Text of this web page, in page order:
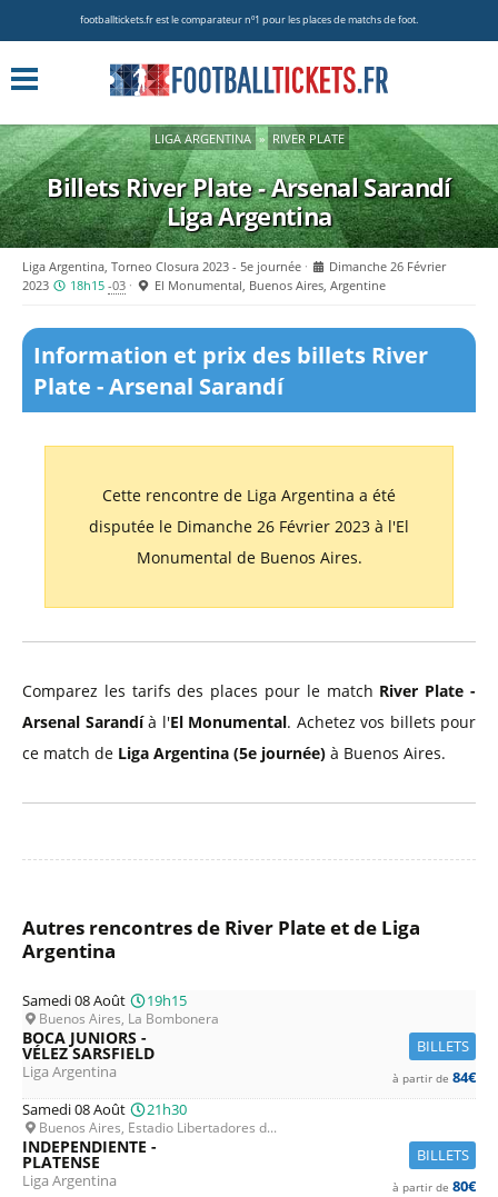
footballtickets.fr est le comparateur nº1 pour les places de matchs de foot.
LIGA ARGENTINA » RIVER PLATE
Billets River Plate - Arsenal Sarandí
Liga Argentina
Liga Argentina, Torneo Closura 2023 - 5e journée
Dimanche 26 Février
2023
18h15-03 El Monumental, Buenos Aires, Argentine
Information et prix des billets River
Plate - Arsenal Sarandí
Cette rencontre de Liga Argentina a été
disputée le Dimanche 26 Février 2023 à l'El
Monumental de Buenos Aires.
Comparez les tarifs des places pour le match River Plate -
Arsenal Sarandíà l'El Monumental. Achetez vos billets pour
ce match de Liga Argentina (5e journée) à Buenos Aires.
Autres rencontres de River Plate et de Liga
Argentina
Samedi 08 Août 19h15
Buenos Aires, La Bombonera
BILLETS
BOCA JUNIORS -
VÉLEZ SARSFIELD
Liga Argentina à partir de 84€
Samedi 08 Août
21h30
Buenos Aires, Estadio Libertadores d...
BILLETS
INDEPENDIENTE -
PLATENSE
Liga Argentina à partir de 80€